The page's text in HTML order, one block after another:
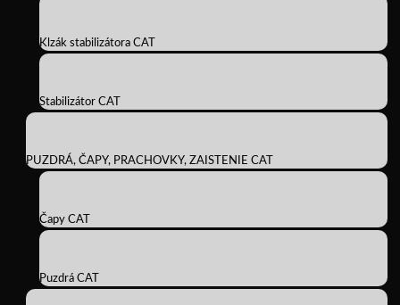
Klzák stabilizátora CAT
Stabilizátor CAT
PUZDRÁ, ČAPY, PRACHOVKY, ZAISTENIE CAT
Čapy CAT
Puzdrá CAT